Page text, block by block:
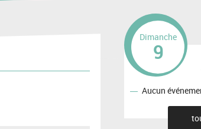
Dimanche
9
Aucun